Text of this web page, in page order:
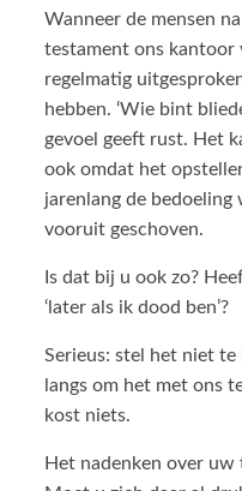
Wanneer de mensen
testament ons kantoor
regelmatig
hebben. ‘Wie bint
gevoel geeft rust. Het
ook omdat het
jarenlang de bedoeling
vooruit geschoven.
Is dat bij u ook zo?
‘later als ik dood ben’?
Serieus: stel het niet te
langs om het met ons
kost niets.
Het nadenken over